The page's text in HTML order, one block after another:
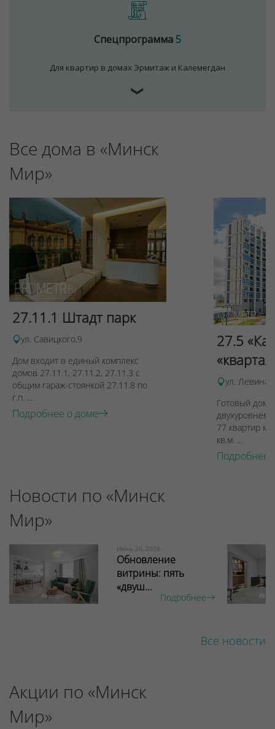
Спецпрограмма5
Для квартир в домах Эрмитаж и Калемегдан
❯
Все дома в «Минск
Мир»
27.11.1 Штадт парк
ул. Савицкого,9
Дом входит в единый комплекс
домов 27.11.1, 27.11.2, 27.11.3 с
общим гараж-стоянкой 27.11.8 по
г.п. ...
Подробнее о доме
27.5
ул. Левина,
Готовый дом
77 квартир
кв.м. ...
Подробнее
Новости по «Минск
Мир»
Июнь 26, 2026
Обновление
витрины: пять
«двуш...
Подробнее
Все новости
Акции по «Минск
Мир»
Для обеспечения удобства пользователей сайта
используются cookies
Отклонить